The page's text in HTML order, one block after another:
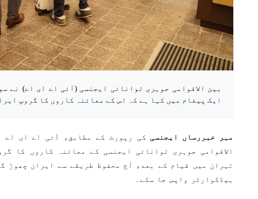
بین الاقوامی جوہری توانائی ایجنسی (آئی اے ای اے) نے
ایک پیغام میں کہا ہے کہ اس کے معائنہ کاروں کا گروپ
مہر خبررساں ایجنسیکی رپورٹ کے مطابق، آئی اے ای اے
الاقوامی جوہری توانائی ایجنسی کے معائنہ کاروں کا
تہران میں قیام کے بعد، آج محفوظ طریقے سے ایران چھوڑ
ہیڈکوارٹر واپس جا سکے۔